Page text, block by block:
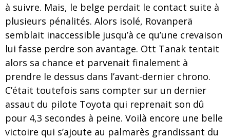
à suivre. Mais, le belge perdait le contact suite à
plusieurs pénalités. Alors isolé, Rovanperä
semblait inaccessible jusqu’à ce qu’une crevaison
lui fasse perdre son avantage. Ott Tanak tentait
alors sa chance et parvenait finalement à
prendre le dessus dans l’avant-dernier chrono.
C’était toutefois sans compter sur un dernier
assaut du pilote Toyota qui reprenait son dû
pour 4,3 secondes à peine. Voilà encore une belle
victoire qui s’ajoute au palmarès grandissant du